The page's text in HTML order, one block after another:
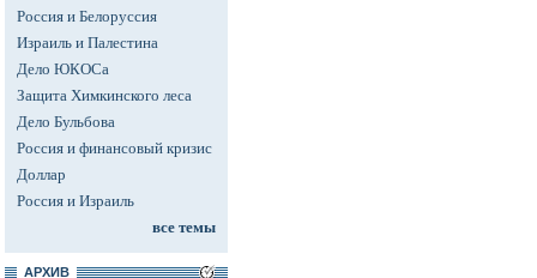
Россия и Белоруссия
Израиль и Палестина
Дело ЮКОСа
Защита Химкинского леса
Дело Бульбова
Россия и финансовый кризис
Доллар
Россия и Израиль
все темы
АРХИВ